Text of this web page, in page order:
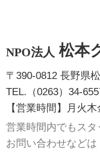
NPO法人 松本
〒390-0812 長野県
TEL.（0263）34-
【営業時間】月火
営業時間内でもスタ
お問い合わせなどは